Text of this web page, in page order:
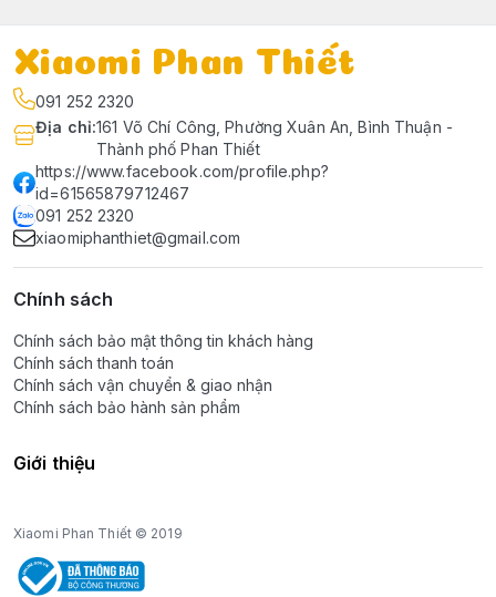
Xiaomi Phan Thiết
091 252 2320
Địa chỉ:161 Võ Chí Công, Phường Xuân An, Bình Thuận -
Thành phố Phan Thiết
https://www.facebook.com/profile.php?
id=61565879712467
091 252 2320
xiaomiphanthiet@gmail.com
Chính sách
Chính sách bảo mật thông tin khách hàng
Chính sách thanh toán
Chính sách vận chuyển & giao nhận
Chính sách bảo hành sản phẩm
Giới thiệu
Xiaomi Phan Thiết © 2019